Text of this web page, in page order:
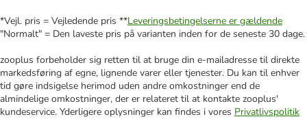
*Vejl. pris = Vejledende pris **Leveringsbetingelserne er gældende
"Normalt" = Den laveste pris på varianten inden for de seneste 30 dage.
zooplus forbeholder sig retten til at bruge din e-mailadresse til direkte
markedsføring af egne, lignende varer eller tjenester. Du kan til enhver
tid gøre indsigelse herimod uden andre omkostninger end de
almindelige omkostninger, der er relateret til at kontakte zooplus'
kundeservice. Yderligere oplysninger kan findes i vores Privatlivspolitik